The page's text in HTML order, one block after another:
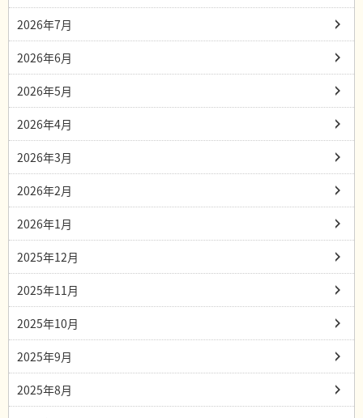
2026年7月
2026年6月
2026年5月
2026年4月
2026年3月
2026年2月
2026年1月
2025年12月
2025年11月
2025年10月
2025年9月
2025年8月